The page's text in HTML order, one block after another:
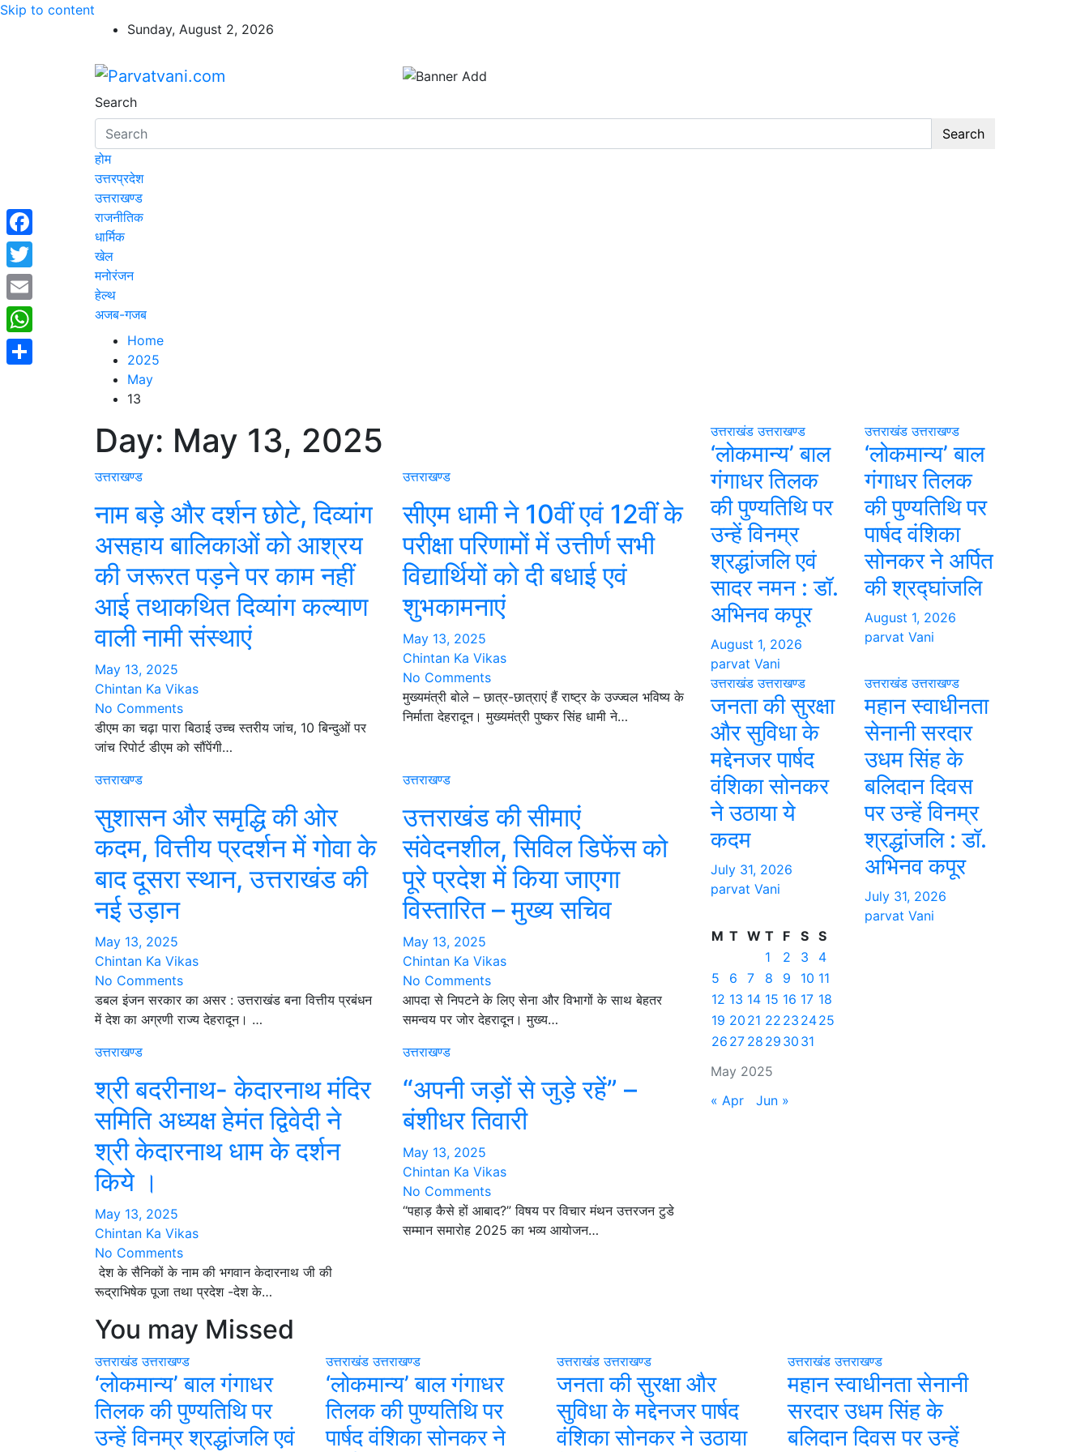
Skip to content
Sunday, August 2, 2026
Parvatvani.com
न्यूज़ पोर्टल
Search
Search
होम
उत्तरप्रदेश
उत्तराखण्ड
राजनीतिक
धार्मिक
खेल
मनोरंजन
हेल्थ
अजब-गजब
Home
2025
May
13
Day: May 13, 2025
उत्तराखण्ड
नाम बड़े और दर्शन छोटे, दिव्यांग
असहाय बालिकाओं को आश्रय
की जरूरत पड़ने पर काम नहीं
आई तथाकथित दिव्यांग कल्याण
वाली नामी संस्थाएं
May 13, 2025
Chintan Ka Vikas
No Comments
डीएम का चढ़ा पारा बिठाई उच्च स्तरीय जांच, 10 बिन्दुओं पर
जांच रिपोर्ट डीएम को सौंपेंगी…
उत्तराखण्ड
सीएम धामी ने 10वीं एवं 12वीं के
परीक्षा परिणामों में उत्तीर्ण सभी
विद्यार्थियों को दी बधाई एवं
शुभकामनाएं
May 13, 2025
Chintan Ka Vikas
No Comments
मुख्यमंत्री बोले – छात्र-छात्राएं हैं राष्ट्र के उज्ज्वल भविष्य के
निर्माता देहरादून। मुख्यमंत्री पुष्कर सिंह धामी ने…
उत्तराखण्ड
सुशासन और समृद्धि की ओर
कदम, वित्तीय प्रदर्शन में गोवा के
बाद दूसरा स्थान, उत्तराखंड की
नई उड़ान
May 13, 2025
Chintan Ka Vikas
No Comments
डबल इंजन सरकार का असर : उत्तराखंड बना वित्तीय प्रबंधन
में देश का अग्रणी राज्य देहरादून। …
उत्तराखण्ड
उत्तराखंड की सीमाएं
संवेदनशील, सिविल डिफेंस को
पूरे प्रदेश में किया जाएगा
विस्तारित – मुख्य सचिव
May 13, 2025
Chintan Ka Vikas
No Comments
आपदा से निपटने के लिए सेना और विभागों के साथ बेहतर
समन्वय पर जोर देहरादून। मुख्य…
उत्तराखण्ड
श्री बदरीनाथ- केदारनाथ मंदिर
समिति अध्यक्ष हेमंत द्विवेदी ने
श्री केदारनाथ धाम के दर्शन
किये ।
May 13, 2025
Chintan Ka Vikas
No Comments
देश के सैनिकों के नाम की भगवान केदारनाथ जी की
रूद्राभिषेक पूजा तथा प्रदेश -देश के…
उत्तराखण्ड
“अपनी जड़ों से जुड़े रहें” –
बंशीधर तिवारी
May 13, 2025
Chintan Ka Vikas
No Comments
“पहाड़ कैसे हों आबाद?” विषय पर विचार मंथन उत्तरजन टुडे
सम्मान समारोह 2025 का भव्य आयोजन…
उत्तराखंड उत्तराखण्ड
‘लोकमान्य’ बाल
गंगाधर तिलक
की पुण्यतिथि पर
उन्हें विनम्र
श्रद्धांजलि एवं
सादर नमन : डॉ.
अभिनव कपूर
August 1, 2026
parvat Vani
उत्तराखंड उत्तराखण्ड
‘लोकमान्य’ बाल
गंगाधर तिलक
की पुण्यतिथि पर
पार्षद वंशिका
सोनकर ने अर्पित
की श्रद्घांजलि
August 1, 2026
parvat Vani
उत्तराखंड उत्तराखण्ड
जनता की सुरक्षा
और सुविधा के
मद्देनजर पार्षद
वंशिका सोनकर
ने उठाया ये
कदम
July 31, 2026
parvat Vani
उत्तराखंड उत्तराखण्ड
महान स्वाधीनता
सेनानी सरदार
उधम सिंह के
बलिदान दिवस
पर उन्हें विनम्र
श्रद्धांजलि : डॉ.
अभिनव कपूर
July 31, 2026
parvat Vani
May 2025
M T W T F S S
1
2 3
4
5
6 7 8 9 10 11
12 13 14 15 16 17 18
19 20 21 22 23 2425
26 27 28 29 30 31
« Apr Jun »
You may Missed
उत्तराखंड उत्तराखण्ड
‘लोकमान्य’ बाल गंगाधर
तिलक की पुण्यतिथि पर
उन्हें विनम्र श्रद्धांजलि एवं
उत्तराखंड उत्तराखण्ड
‘लोकमान्य’ बाल गंगाधर
तिलक की पुण्यतिथि पर
पार्षद वंशिका सोनकर ने
उत्तराखंड उत्तराखण्ड
जनता की सुरक्षा और
सुविधा के मद्देनजर पार्षद
वंशिका सोनकर ने उठाया
उत्तराखंड उत्तराखण्ड
महान स्वाधीनता सेनानी
सरदार उधम सिंह के
बलिदान दिवस पर उन्हें
Facebook
Twitter
Email
WhatsApp